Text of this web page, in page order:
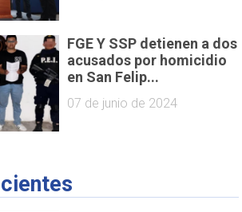
FGE Y SSP detienen a dos
acusados por homicidio
en San Felip...
07 de junio de 2024